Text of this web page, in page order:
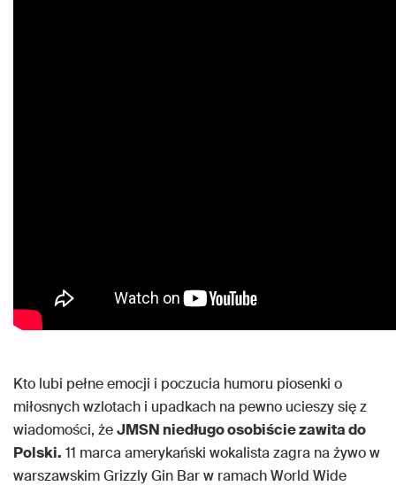
Kto lubi pełne emocji i poczucia humoru piosenki o
miłosnych wzlotach i upadkach na pewno ucieszy się z
wiadomości, żeJMSN niedługo osobiście zawita do
Polski. 11 marca amerykański wokalista zagra na żywo w
warszawskim Grizzly Gin Bar w ramach World Wide